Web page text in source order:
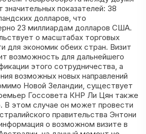
показателей: 38
долларов, что
23 миллиардам долларов США.
о масштабах торговых
для экономик обеих стран. Визит
возможность для дальнейшего
этого сотрудничества, а
возможных новых направлений
Новой Зеландии, существует
Госсовета КНР Ли Цян также
В этом случае он может провести
правительства Энтони
о возможном визите в